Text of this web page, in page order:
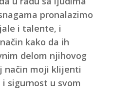
pronalazimo
i talente, i
kako da ih
delom njihovog
način moji klijenti
sigurnost u svom